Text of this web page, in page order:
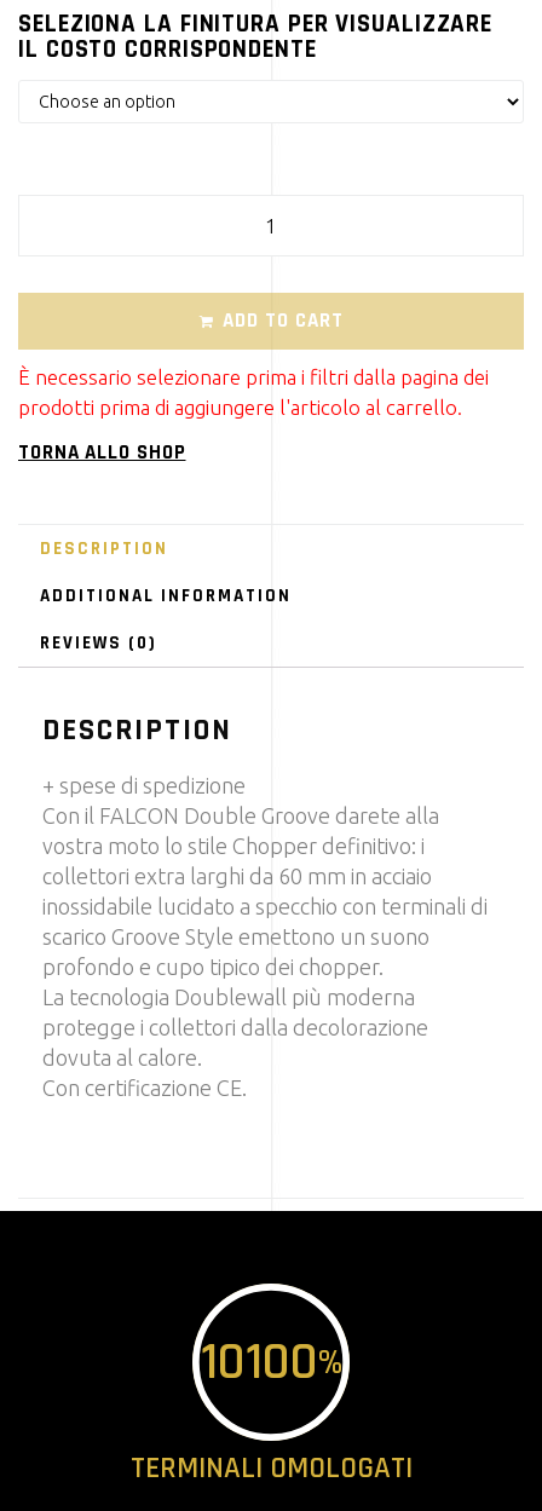
SELEZIONA LA FINITURA PER VISUALIZZARE
IL COSTO CORRISPONDENTE
ADD TO CART
È necessario selezionare prima i filtri dalla pagina dei
prodotti prima di aggiungere l'articolo al carrello.
TORNA ALLO SHOP
DESCRIPTION
ADDITIONAL INFORMATION
REVIEWS (0)
DESCRIPTION
+ spese di spedizione
Con il FALCON Double Groove darete alla
vostra moto lo stile Chopper definitivo: i
collettori extra larghi da 60 mm in acciaio
inossidabile lucidato a specchio con terminali di
scarico Groove Style emettono un suono
profondo e cupo tipico dei chopper.
La tecnologia Doublewall più moderna
protegge i collettori dalla decolorazione
dovuta al calore.
Con certificazione CE.
10100%
TERMINALI OMOLOGATI